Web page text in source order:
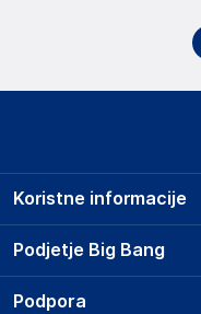
Podjetje Big Bang
O podjetju
Koristne informacije
Prodajna mesta
Storitve
Podpora